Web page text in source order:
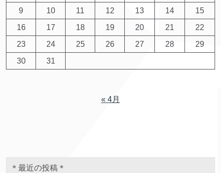
9 10 11 12 13 14
15
16
17 18 19 20 21
22
23
24 25 26 27 28
29
30
31
« 4月
＊最近の投稿＊